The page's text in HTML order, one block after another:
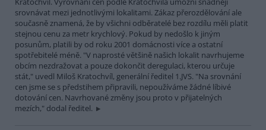
srovnávat mezi jednotlivými lokalitami. Zákaz přerozdělování ale
současně znamená, že by všichni odběratelé bez rozdílu měli platit
stejnou cenu za metr krychlový. Pokud by nedošlo k jiným
posunům, platili by od roku 2001 domácnosti více a ostatní
spotřebitelé méně. "V naprosté většině našich lokalit navrhujeme
obcím nezdražovat a pouze dokončit deregulaci, kterou určuje
stát," uvedl Miloš Kratochvíl, generální ředitel 1.JVS. "Na srovnání
cen jsme se s předstihem připravili, nepoužíváme žádné líbivé
dotování cen. Navrhované změny jsou proto v přijatelných
mezích," dodal ředitel.